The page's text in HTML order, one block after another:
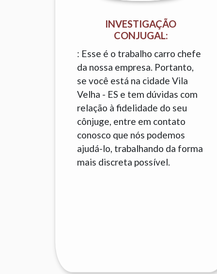
INVESTIGAÇÃO
CONJUGAL:
: Esse é o trabalho carro chefe
da nossa empresa. Portanto,
se você está na cidade Vila
Velha - ES e tem dúvidas com
relação à fidelidade do seu
cônjuge, entre em contato
conosco que nós podemos
ajudá-lo, trabalhando da forma
mais discreta possível.